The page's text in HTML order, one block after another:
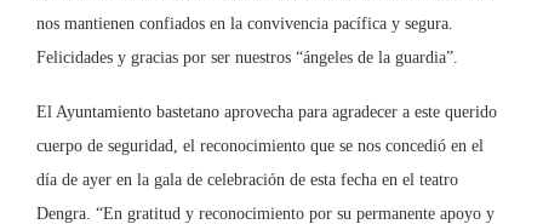
nos mantienen confiados en la convivencia pacífica y segura.
Felicidades y gracias por ser nuestros “ángeles de la guardia”.
El Ayuntamiento bastetano aprovecha para agradecer a este querido
cuerpo de seguridad, el reconocimiento que se nos concedió en el
día de ayer en la gala de celebración de esta fecha en el teatro
Dengra. “En gratitud y reconocimiento por su permanente apoyo y